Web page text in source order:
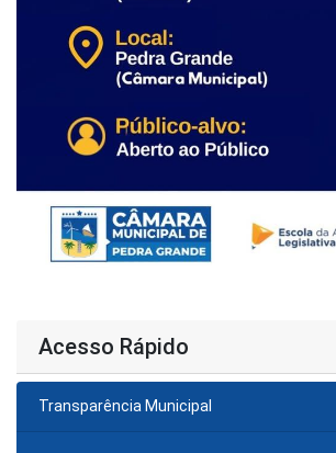
Acesso Rápido
Transparência Municipal